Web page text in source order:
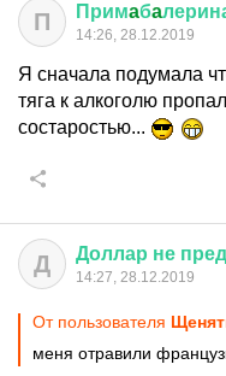
П Примaбa
14:26, 28.12.2019
Я сначала подумала
тяга к алкоголю
состаростью...
Д Доллар не
14:27, 28.12.2019
От пользователя
меня отравили